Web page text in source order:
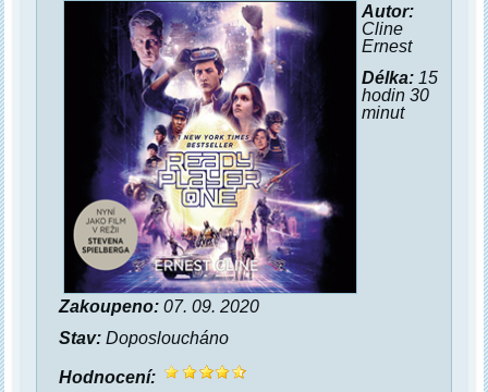
Autor:
Cline
Ernest
Délka:15
hodin 30
minut
Zakoupeno: 07. 09. 2020
Stav: Doposloucháno
Hodnocení: